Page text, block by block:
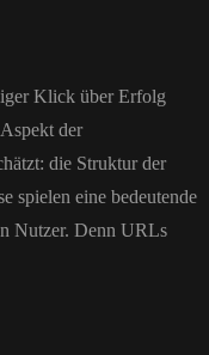
Klick über Erfolg
der
die Struktur der
spielen eine bedeutende
Nutzer. Denn URLs